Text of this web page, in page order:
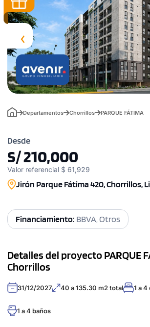
‹
Departamentos Chorrillos PARQUE FÁTIMA
Desde
S/ 210,000
Valor referencial $ 61,929
Jirón Parque Fátima 420, Chorrillos,
Financiamiento: BBVA, Otros
Detalles del proyecto PARQUE
Chorrillos
31/12/2027 40 a 135.30 m2 total 1 a
1 a 4 baños